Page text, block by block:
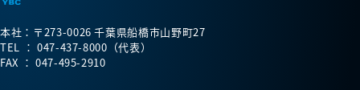
本社：〒273-0026 千葉県船橋市山野町27
TEL ： 047-437-8000（代表）
FAX ： 047-495-2910